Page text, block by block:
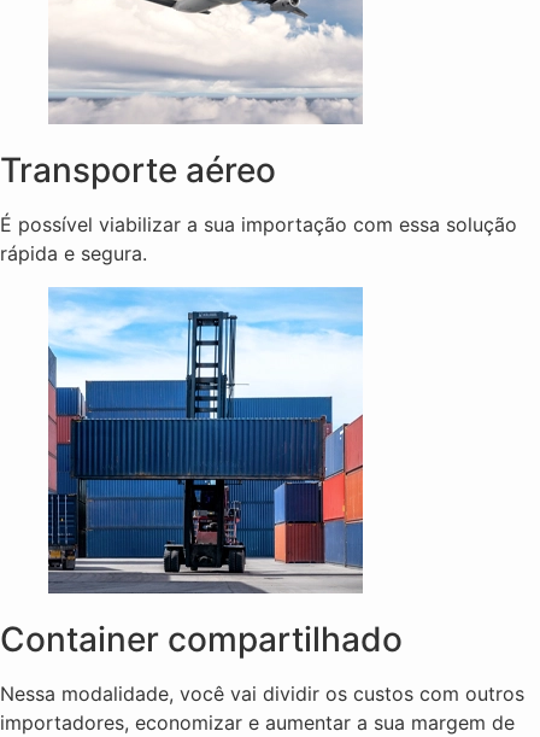
Transporte aéreo
É possível viabilizar a sua importação com essa solução
rápida e segura.
Container compartilhado
Nessa modalidade, você vai dividir os custos com outros
importadores, economizar e aumentar a sua margem de